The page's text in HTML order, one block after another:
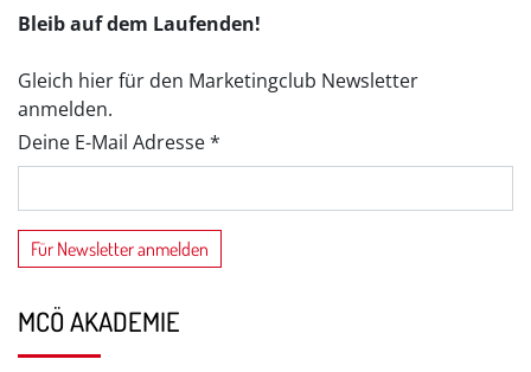
Bleib auf dem Laufenden!
Gleich hier für den Marketingclub Newsletter
anmelden.
Deine E-Mail Adresse *
MCÖ AKADEMIE